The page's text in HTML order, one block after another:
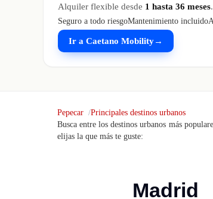
Alquiler flexible desde 1 hasta 36 meses
Seguro a todo riesgoMantenimiento incluido
Ir a Caetano Mobility→
Pepecar
Principales destinos urbanos
Busca entre los destinos urbanos más
elijas la que más te guste:
Madrid